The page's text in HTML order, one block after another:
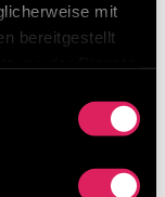
mit
bereitgestellt
the Clock
möglich!